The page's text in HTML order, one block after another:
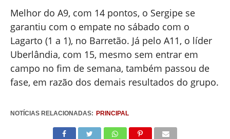
Melhor do A9, com 14 pontos, o Sergipe se
garantiu com o empate no sábado com o
Lagarto (1 a 1), no Barretão. Já pelo A11, o líder
Uberlândia, com 15, mesmo sem entrar em
campo no fim de semana, também passou de
fase, em razão dos demais resultados do grupo.
NOTÍCIAS RELACIONADAS: PRINCIPAL